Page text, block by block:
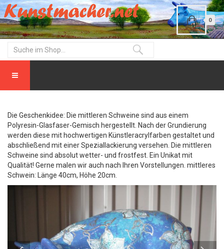
0
Die Geschenkidee: Die mittleren Schweine sind aus einem
Polyresin-Glasfaser-Gemisch hergestellt. Nach der Grundierung
werden diese mit hochwertigen Künstleracrylfarben gestaltet und
abschließend mit einer Speziallackierung versehen. Die mittleren
Schweine sind absolut wetter- und frostfest. Ein Unikat mit
Qualität! Gerne malen wir auch nach Ihren Vorstellungen. mittleres
Schwein: Länge 40cm, Höhe 20cm.